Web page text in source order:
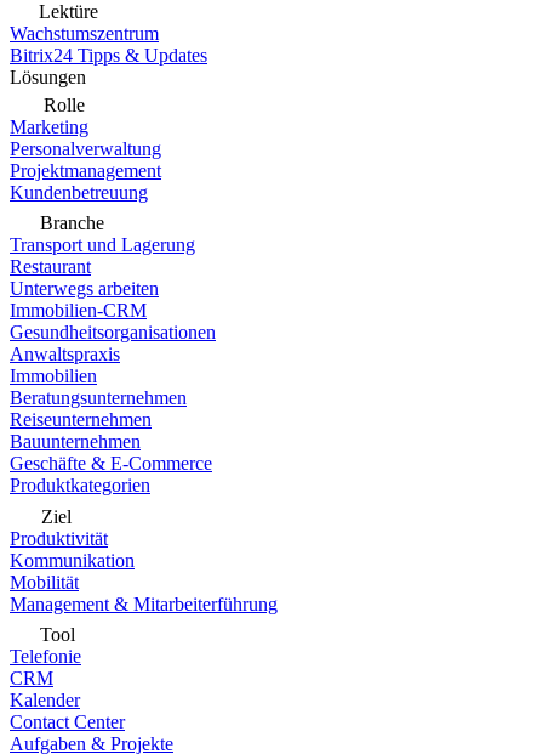
Lektüre
Wachstumszentrum
Bitrix24 Tipps & Updates
Lösungen
Rolle
Marketing
Personalverwaltung
Projektmanagement
Kundenbetreuung
Branche
Transport und Lagerung
Restaurant
Unterwegs arbeiten
Immobilien-CRM
Gesundheitsorganisationen
Anwaltspraxis
Immobilien
Beratungsunternehmen
Reiseunternehmen
Bauunternehmen
Geschäfte & E-Commerce
Produktkategorien
Ziel
Produktivität
Kommunikation
Mobilität
Management & Mitarbeiterführung
Tool
Telefonie
CRM
Kalender
Contact Center
Aufgaben & Projekte